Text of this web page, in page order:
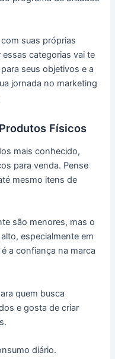
suas próprias
categorias vai te
seus objetivos e a
jornada no marketing
Físicos
mais conhecido,
para venda. Pense
mesmo itens de
são menores, mas o
especialmente em
a confiança na marca
quem busca
e gosta de criar
diário.